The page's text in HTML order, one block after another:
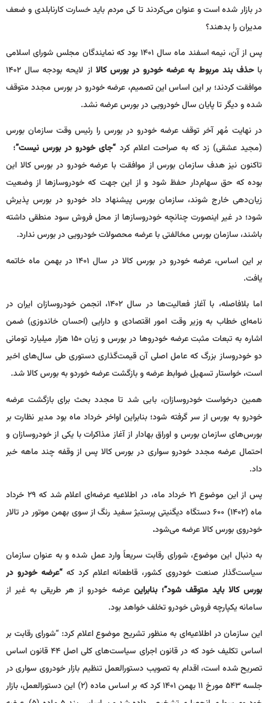
در بازار شده است و عنوان می‌کردند تا کی مردم باید خسارت کارنابلدی و ضعف
مدیران را بدهند؟
پس از آن، نیمه اسفند ماه سال ۱۴۰۱ بود که نمایندگان مجلس شورای اسلامی
با حذف بند مربوط به عرضه خودرو در بورس کالا
از لایحه بودجه سال ۱۴۰۲
موافقت کردند؛ بر این اساس این تصمیم، عرضه خودرو در بورس مجدد متوقف
شده و دیگر تا پایان سال خودرویی در بورس عرضه نشد.
در نهایت مُهر آخر توقف عرضه خودرو در بورس را رئیس وقت سازمان بورس
(مجید عشقی) زد که به صراحت اعلام کرد“جای خودرو در بورس نیست”؛
تاکنون نیز هدف سازمان بورس از موافقت با عرضه خودرو در بورس کالا این
بوده که حق سهام‌دار حفظ شود و از این جهت که خودروسازها از وضعیت
زیان‌دهی خارج شوند، سازمان بورس پیشنهاد داد خودرو در بورس پذیرش
شود؛ در غیر اینصورت چنانچه خودروسازها از محل فروش سود منطقی داشته
باشند، سازمان بورس مخالفتی با عرضه محصولات خودرویی در بورس ندارد.
بر این اساس، عرضه خودرو در بورس کالا در سال ۱۴۰۱ در بهمن ماه خاتمه
یافت.
اما بلافاصله، با آغاز فعالیت‌ها در سال ۱۴۰۲، انجمن خودروسازان ایران در
نامه‌ای خطاب به وزیر وقت امور اقتصادی و دارایی (احسان خاندوزی) ضمن
اشاره به تبعات مثبت عرضه خودروها در بورس و زیان ۱۵۰ هزار میلیارد تومانی
دو خودروساز بزرگ که عامل اصلی آن قیمت‌گذاری دستوری طی سال‌های اخیر
است، خواستار تسهیل ضوابط عرضه و بازگشت عرضه خوردو به بورس کالا شد.
همین درخواست خودروسازان، بابی شد تا مجدد بحث برای بازگشت عرضه
خودرو به بورس از سر گرفته شود؛ بنابراین اواخر خرداد ماه بود مدیر نظارت بر
بورس‌های سازمان بورس و اوراق بهادار از آغاز مذاکرات با یکی از خودروسازان و
احتمال عرضه مجدد خودرو سواری در بورس کالا پس از وقفه چند ماهه خبر
داد.
پس از این موضوع ۲۱ خرداد ماه، در اطلاعیه‌ عرضه‌ای اعلام شد که ۲۹ خرداد
ماه (۱۴۰۲) ۶۰۰ دستگاه دیگنیتی پرستیژ سفید رنگ از سوی بهمن موتور در تالار
خودروی بورس کالا عرضه می‌شود.
به دنبال این موضوع، شورای رقابت سریعاً وارد عمل شده و به عنوان سازمان
سیاست‌گذار صنعت خودروی کشور، قاطعانه اعلام کرد که “عرضه خودرو در
بورس کالا باید متوقف شود”؛ بنابراین عرضه خودرو از هر طریقی به غیر از
سامانه یکپارچه فروش خودرو تخلف خواهد بود.
این سازمان در اطلاعیه‌ای به منظور تشریح موضوع اعلام کرد: “شورای رقابت بر
اساس تکلیف خود که در قانون اجرای سیاست‌های کلی اصل ۴۴ قانون اساس
تصریح شده است، اقدام به تصویب دستورالعمل تنظیم بازار خودروی سواری در
جلسه ۵۴۳ مورخ ۱۱ بهمن ۱۴۰۱ کرد که بر اساس ماده (۲) این دستورالعمل، بازار